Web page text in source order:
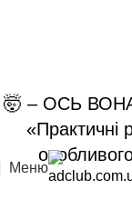
Меню
🤯 – ОСЬ
«Практичні